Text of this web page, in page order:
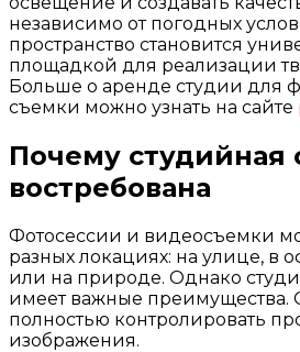
независимо от погодных
пространство становится
площадкой для реализации
Больше о аренде студии для
съемки можно узнать на сайте
Почему студийная
востребована
Фотосессии и видеосъемки
разных локациях: на улице, в
или на природе. Однако
имеет важные преимущества.
полностью контролировать
изображения.